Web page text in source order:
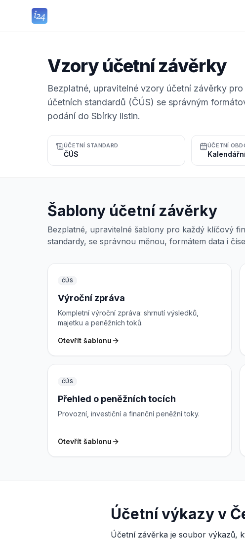
Vzory účetní závěrky
Bezplatné, upravitelné vzory účetní závěrky
účetních standardů (ČÚS) se správným
podání do Sbírky listin.
ÚČETNÍ STANDARD
ČÚS
ÚČETNÍ
Šablony účetní závěrky
Bezplatné, upravitelné šablony pro každý klíčový
standardy, se správnou měnou, formátem data i
ČÚS
Výroční zpráva
Kompletní výroční zpráva: shrnutí výsledků,
majetku a peněžních toků.
Otevřít šablonu
ČÚS
Přehled o peněžních tocích
Provozní, investiční a finanční peněžní toky.
Otevřít šablonu
Účetní výkazy v
Účetní závěrka je soubor výkazů,